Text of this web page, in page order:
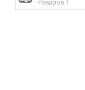
товаров 1